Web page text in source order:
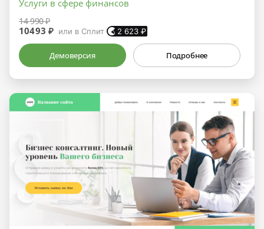
Услуги в сфере финансов
14 990 ₽
10493 ₽ или в Сплит 2 623 ₽
Демоверсия Подробнее